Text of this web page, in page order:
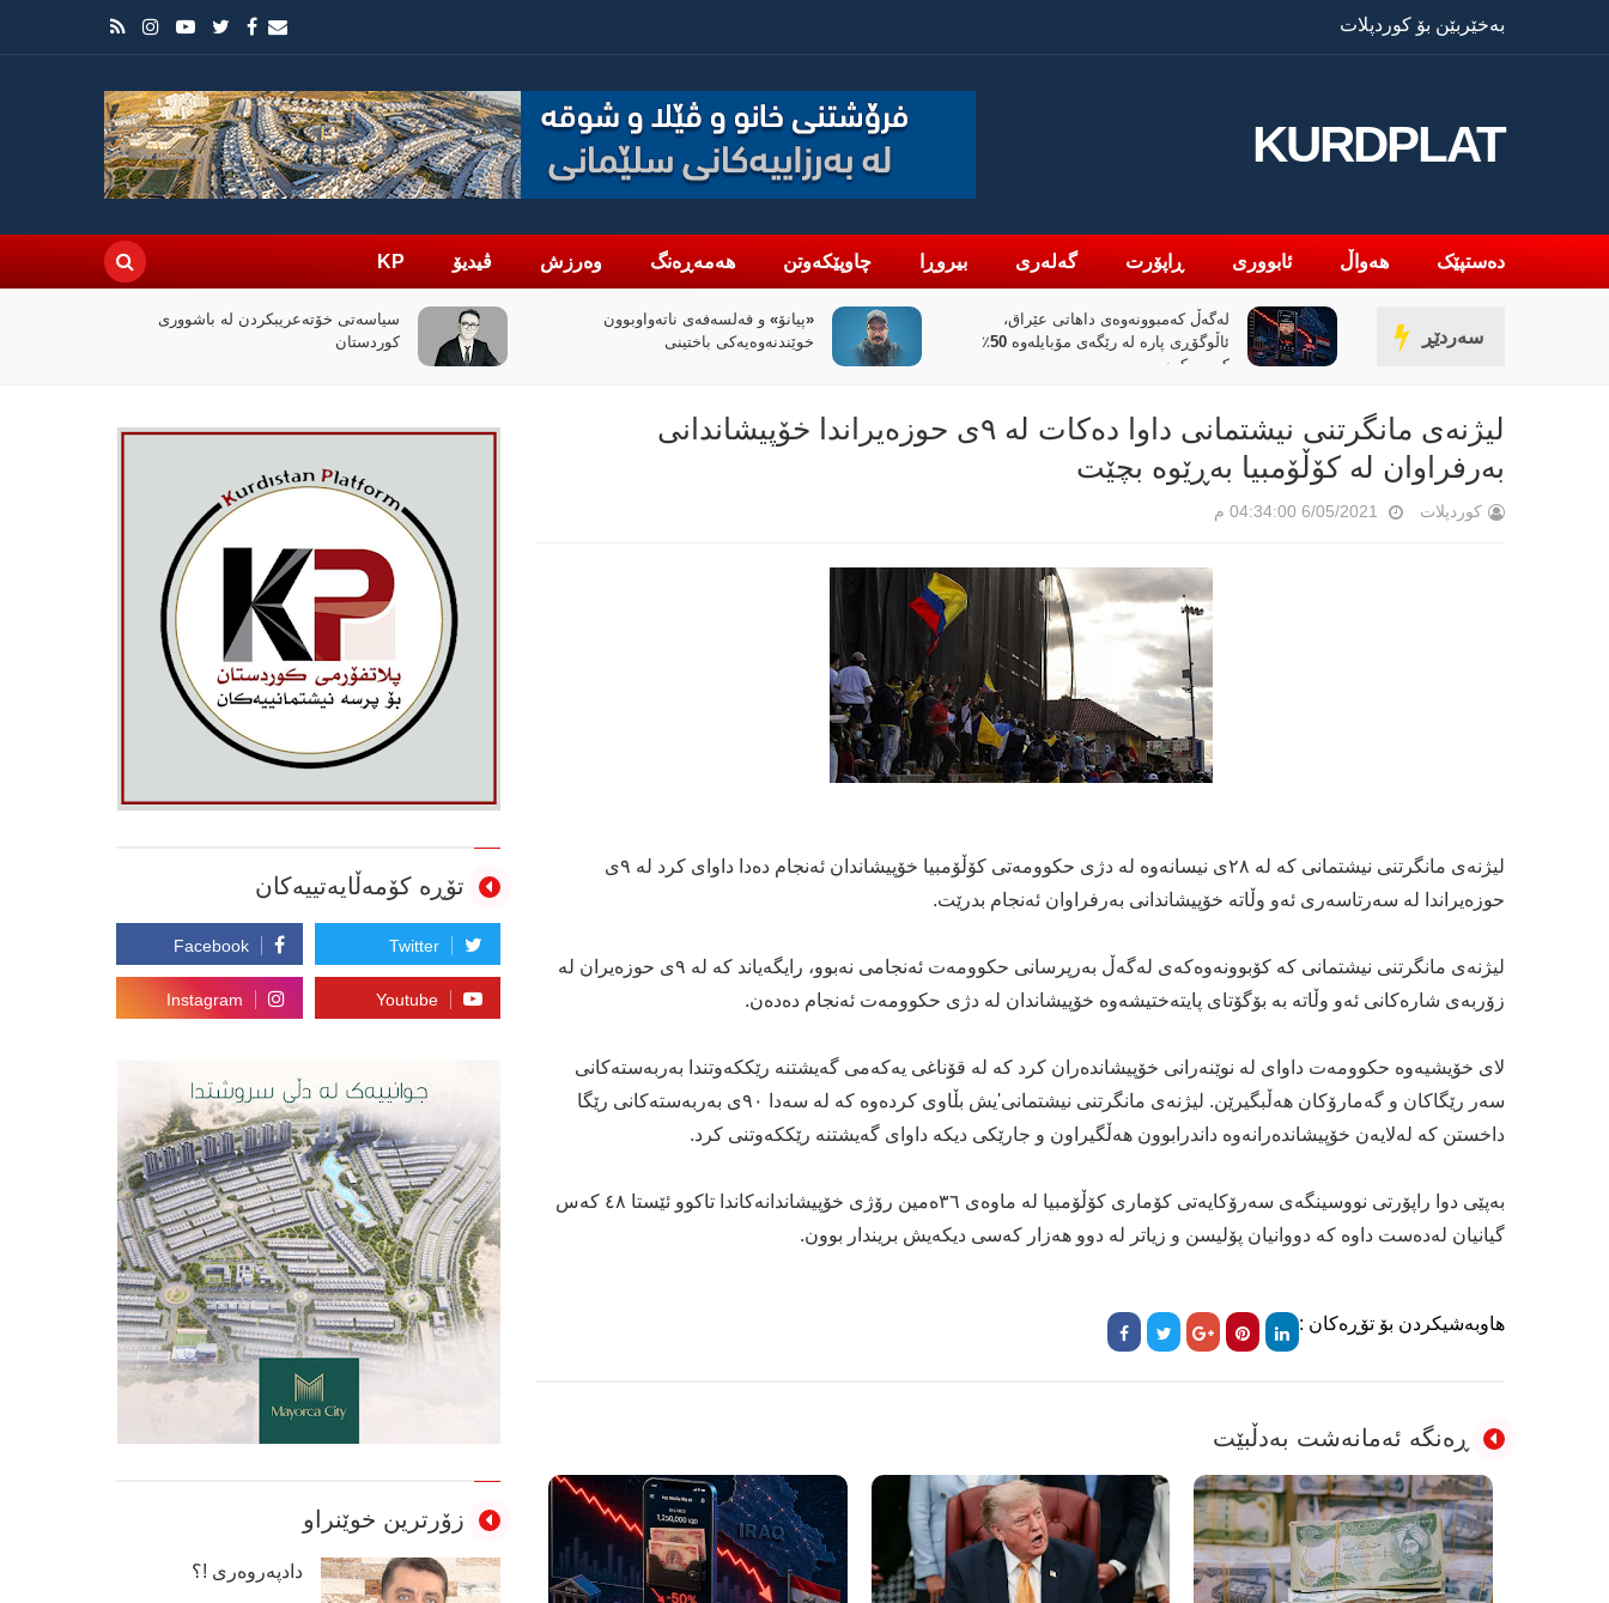
بەخێربێن بۆ کوردپلات
KURDPLAT
دەستپێک هەواڵ ئابووری ڕاپۆرت گەلەری بیروڕا چاوپێکەوتن هەمەڕەنگ وەرزش ڤیدیۆ KP
سەردێڕ
«پیانۆ» و فەلسەفەی ناتەواوبوون
خوێندنەوەیەکی باختینی
سیاسەتی خۆتەعریبکردن لە باشووری
کوردستان
چۆن فیلمی (ئۆدیسە)ی کریستۆفەر نۆلان
بووبە ڕووداوێکی جیهانی؟
لیژنه‌ی مانگرتنی نیشتمانی داوا ده‌كات له‌ ٩ی حوزه‌یراندا خۆپیشاندانی
به‌رفراوان له‌ كۆڵۆمبیا به‌ڕێوه‌ بچێت
کوردپلات 6/05/2021 04:34:00 م
لیژنه‌ی مانگرتنی نیشتمانی كه‌ له‌ ٢٨ی نیسانه‌وه‌ له‌ دژی حكوومه‌تی كۆڵۆمبیا خۆپیشاندان ئه‌نجام ده‌دا داوای كرد له‌ ٩ی
حوزه‌یراندا له‌ سه‌رتاسه‌ری ئه‌و وڵاته‌ خۆپیشاندانی به‌رفراوان ئه‌نجام بدرێت.
لیژنه‌ی مانگرتنی نیشتمانی كه‌ كۆبوونه‌وه‌كه‌ی له‌گه‌ڵ به‌رپرسانی حكوومه‌ت ئه‌نجامی نه‌بوو، رایگه‌یاند كه‌ له‌ ٩ی حوزه‌یران له‌
زۆربه‌ی شاره‌كانی ئه‌و وڵاته‌ به‌ بۆگۆتای پایته‌ختیشه‌وه‌ خۆپیشاندان له‌ دژی حكوومه‌ت ئه‌نجام ده‌ده‌ن.
لای خۆیشیه‌وه‌ حكوومه‌ت داوای له‌ نوێنه‌رانی خۆپیشانده‌ران كرد كه‌ له‌ قۆناغی یه‌كه‌می گه‌یشتنه‌ رێككه‌وتندا به‌ربه‌سته‌كانی
سه‌ر رێگاكان و گه‌مارۆكان هه‌ڵبگیرێن. لیژنه‌ی مانگرتنی نیشتمانی'یش بڵاوی كرده‌وه‌ كه‌ له‌ سه‌دا ٩٠ی به‌ربه‌سته‌كانی رێگا
داخستن كه‌ له‌لایه‌ن خۆپیشانده‌رانه‌وه‌ داندرابوون هه‌ڵگیراون و جارێكی دیكه‌ داوای گه‌یشتنه‌ رێككه‌وتنی كرد.
به‌پێی دوا راپۆرتی نووسینگه‌ی سه‌رۆكایه‌تی كۆماری كۆڵۆمبیا له‌ ماوه‌ی ٣٦ه‌مین رۆژی خۆپیشاندانه‌كاندا تاكوو ئێستا ٤٨ كه‌س
گیانیان له‌ده‌ست داوه‌ كه‌ دووانیان پۆلیسن و زیاتر له‌ دوو هه‌زار كه‌سی دیكه‌یش بریندار بوون.
هاوبەشیکردن بۆ تۆڕەکان :
ڕەنگە ئەمانەشت بەدڵبێت
تۆڕە کۆمەڵایەتییەکان
زۆرترین خوێنراو
دادپەروەری !؟